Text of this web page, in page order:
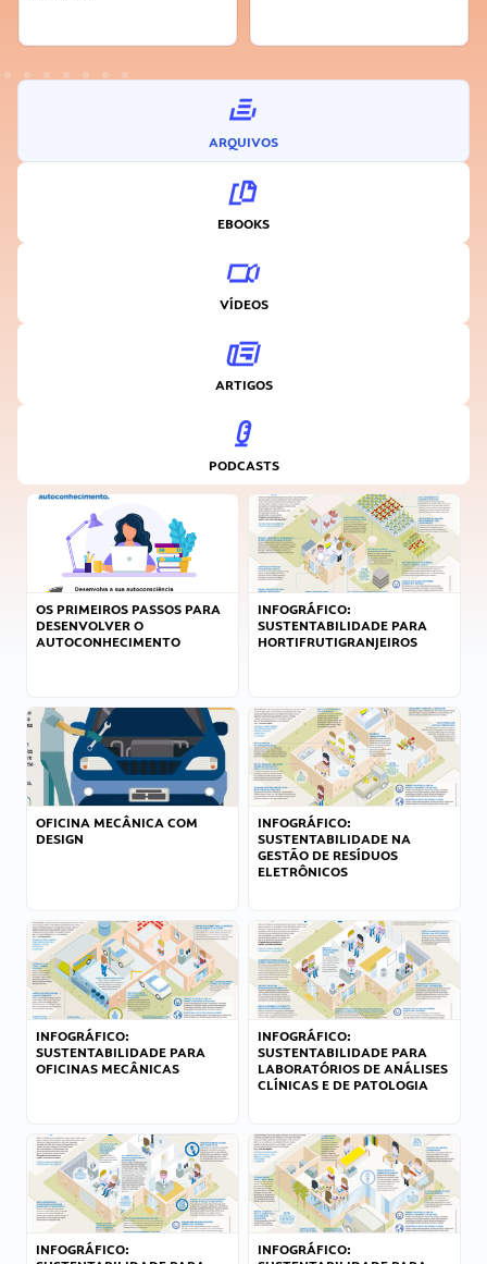
ARQUIVOS
EBOOKS
VÍDEOS
ARTIGOS
PODCASTS
OS PRIMEIROS PASSOS PARA
DESENVOLVER O
AUTOCONHECIMENTO
INFOGRÁFICO:
SUSTENTABILIDADE PARA
HORTIFRUTIGRANJEIROS
OFICINA MECÂNICA COM
DESIGN
INFOGRÁFICO:
SUSTENTABILIDADE NA
GESTÃO DE RESÍDUOS
ELETRÔNICOS
INFOGRÁFICO:
SUSTENTABILIDADE PARA
OFICINAS MECÂNICAS
INFOGRÁFICO:
SUSTENTABILIDADE PARA
LABORATÓRIOS DE ANÁLISES
CLÍNICAS E DE PATOLOGIA
INFOGRÁFICO:
INFOGRÁFICO: